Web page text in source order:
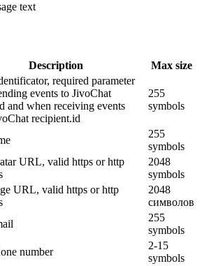
text
Description Max size
required parameter
events to JivoChat
and when receiving events
recipient.id
255
symbols
255
symbols
URL, valid https or http
2048
symbols
URL, valid https or http
2048
символов
255
symbols
number
2-15
symbols